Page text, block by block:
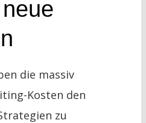
die massiv
Kosten den
zu